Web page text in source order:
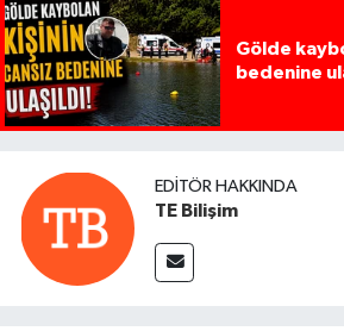
Gölde
bedenine
EDITÖR HAKKINDA
TE Bilişim